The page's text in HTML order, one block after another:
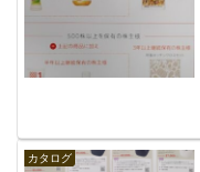
カタログ